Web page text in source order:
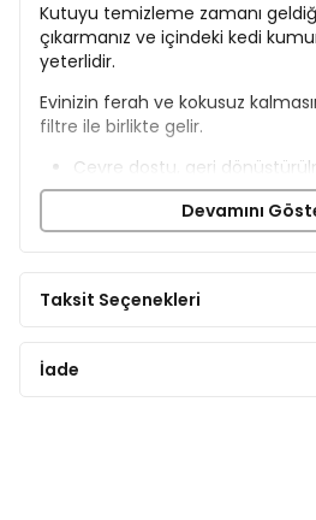
Kutuyu temizleme zamanı
çıkarmanız ve içindeki kedi
yeterlidir.
Evinizin ferah ve kokusuz
filtre ile birlikte gelir.
Çevre dostu, geri
üretilmiştir.
Çıkarılabilir güvenli kapak
Plastik sallanan kapı, kediniz
Başlık kolay temizlik için
Rahat taşıma için üst
Devamını
Taksit Seçenekleri
İade